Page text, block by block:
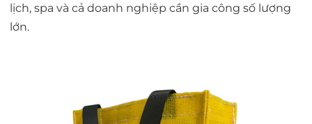
lịch, spa và cả doanh nghiệp cần gia công số lượng
lớn.